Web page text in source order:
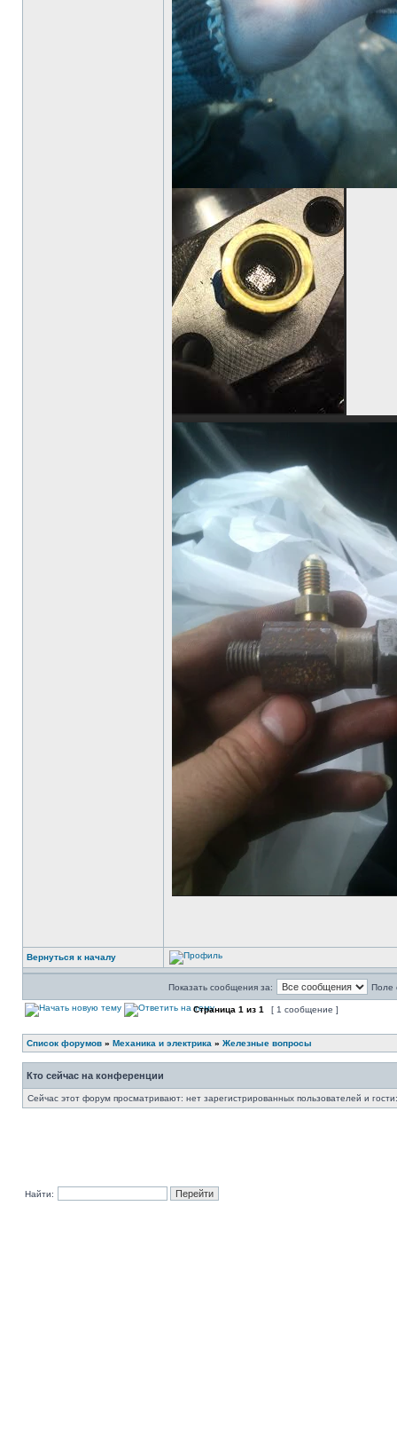
Вернуться к началу
Показать сообщения за: Поле
Страница 1 из 1 [ 1 сообщение ]
Список форумов » Механика и электрика » Железные вопросы
Кто сейчас на конференции
Сейчас этот форум просматривают: нет зарегистрированных пользователей и
Найти: